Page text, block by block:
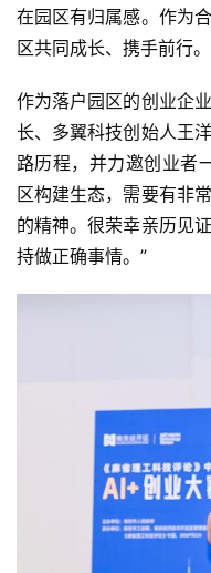
在园区有归属感。作为
区共同成长、携手前行
作为落户园区的创业企
长、多翼科技创始人王
路历程，并力邀创业者
区构建生态，需要有非
的精神。很荣幸亲历见
持做正确事情。”